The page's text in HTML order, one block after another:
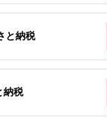
と納税
納税